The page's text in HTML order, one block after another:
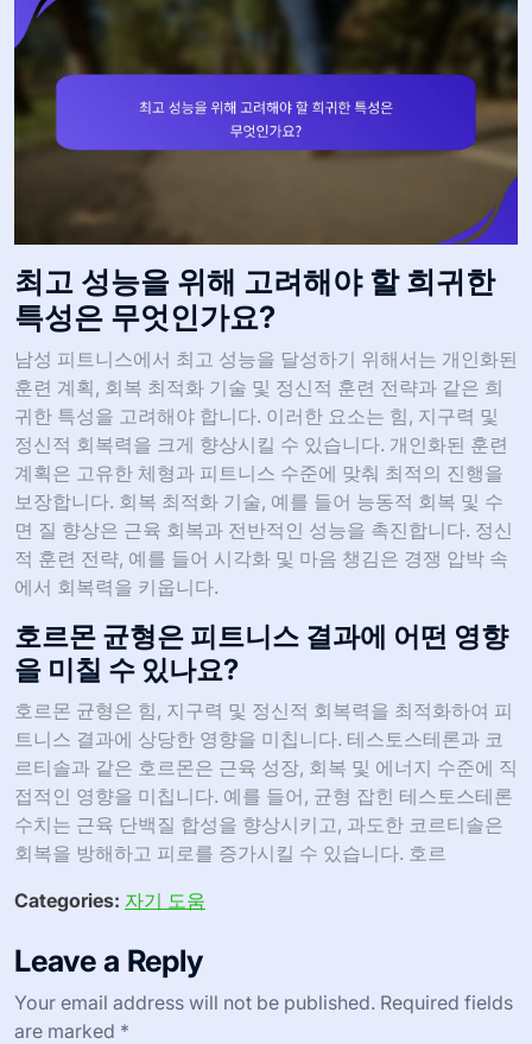
최고 성능을 위해 고려해야 할 희귀한
특성은 무엇인가요?
남성 피트니스에서 최고 성능을 달성하기 위해서는 개인화된
훈련 계획, 회복 최적화 기술 및 정신적 훈련 전략과 같은 희
귀한 특성을 고려해야 합니다. 이러한 요소는 힘, 지구력 및
정신적 회복력을 크게 향상시킬 수 있습니다. 개인화된 훈련
계획은 고유한 체형과 피트니스 수준에 맞춰 최적의 진행을
보장합니다. 회복 최적화 기술, 예를 들어 능동적 회복 및 수
면 질 향상은 근육 회복과 전반적인 성능을 촉진합니다. 정신
적 훈련 전략, 예를 들어 시각화 및 마음 챙김은 경쟁 압박 속
에서 회복력을 키웁니다.
호르몬 균형은 피트니스 결과에 어떤 영향
을 미칠 수 있나요?
호르몬 균형은 힘, 지구력 및 정신적 회복력을 최적화하여 피
트니스 결과에 상당한 영향을 미칩니다. 테스토스테론과 코
르티솔과 같은 호르몬은 근육 성장, 회복 및 에너지 수준에 직
접적인 영향을 미칩니다. 예를 들어, 균형 잡힌 테스토스테론
수치는 근육 단백질 합성을 향상시키고, 과도한 코르티솔은
회복을 방해하고 피로를 증가시킬 수 있습니다. 호르
Categories: 자기 도움
Leave a Reply
Your email address will not be published. Required fields
are marked *